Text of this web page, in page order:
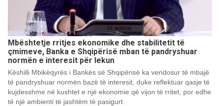
Mbështetje rritjes ekonomike dhe stabilitetit të
çmimeve, Banka e Shqipërisë mban të pandryshuar
normën e interesit për lekun
Këshilli Mbikëqyrës i Bankës së Shqipërisë ka vendosur të mbajë
të pandryshuar normën bazë të interesit, duke reflektuar qasje të
kujdesshme në kushtet e një ekonomie që vijon të rritet, por edhe
të një ambienti të jashtëm të pasigurt.